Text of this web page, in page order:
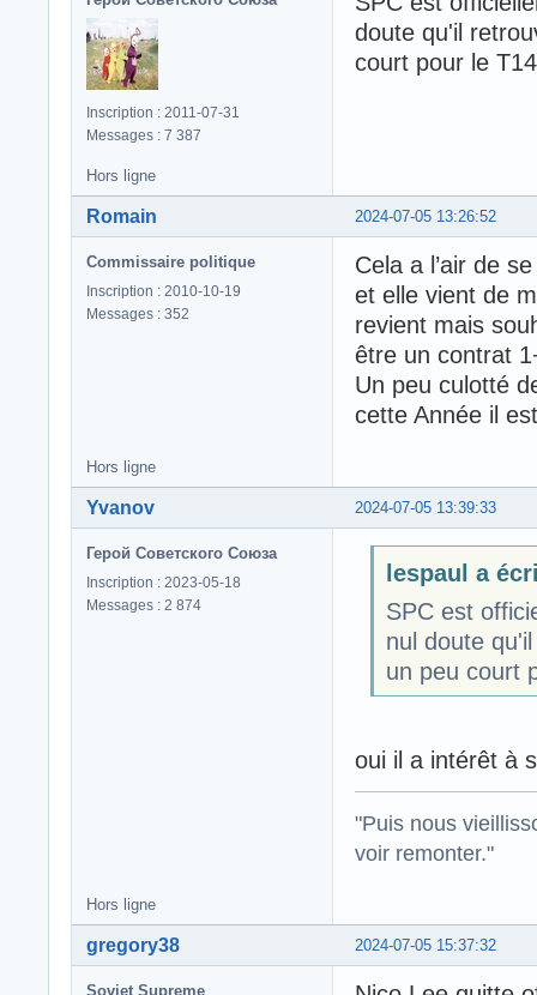
Inscription : 2011-07-31
Messages : 7 387
doute qu'il
court pour le
Hors ligne
2024-07-05 13:26:52
Romain
Commissaire politique
Inscription : 2010-10-19
Messages : 352
Cela a l’air de
et elle vient de
revient mais
être un contrat
Un peu culotté
cette Année il
Hors ligne
2024-07-05 13:39:33
Yvanov
Герой Советского Союза
Inscription : 2023-05-18
Messages : 2 874
lespaul a
SPC est
nul doute
un peu court
oui il a intérêt à
"Puis nous
voir remonter."
Hors ligne
2024-07-05 15:37:32
gregory38
Soviet Supreme